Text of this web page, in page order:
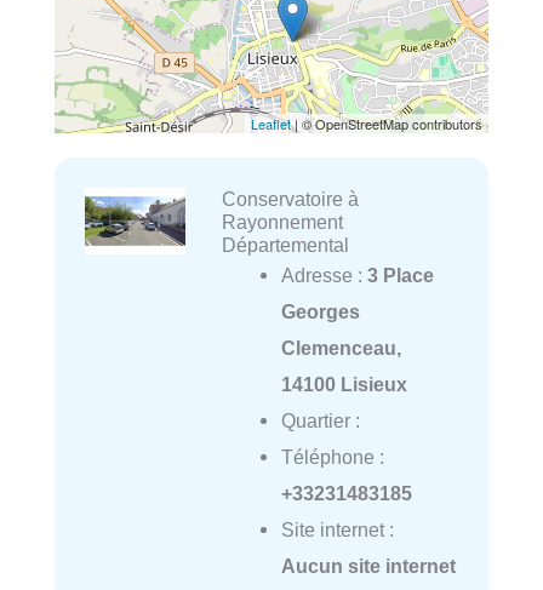
Leaflet| © OpenStreetMap contributors
Conservatoire à
Rayonnement
Départemental
Adresse : 3 Place
Georges
Clemenceau,
14100 Lisieux
Quartier :
Téléphone :
+33231483185
Site internet :
Aucun site internet